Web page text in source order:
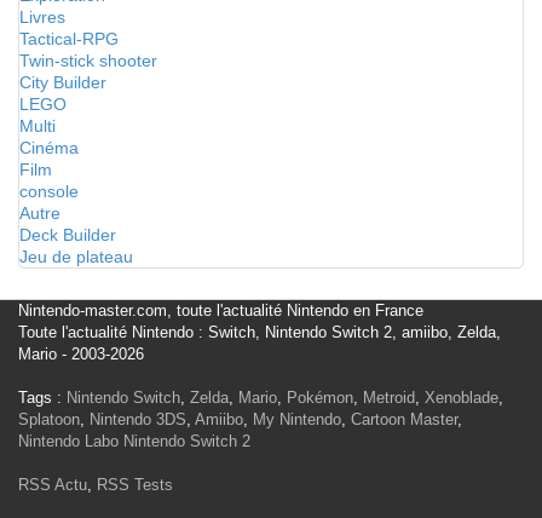
Livres
Tactical-RPG
Twin-stick shooter
City Builder
LEGO
Multi
Cinéma
Film
console
Autre
Deck Builder
Jeu de plateau
Nintendo-master.com, toute l'actualité Nintendo en France
Toute l'actualité Nintendo : Switch, Nintendo Switch 2, amiibo, Zelda,
Mario - 2003-2026
Tags : Nintendo Switch, Zelda, Mario, Pokémon, Metroid, Xenoblade,
Splatoon, Nintendo 3DS, Amiibo, My Nintendo, Cartoon Master,
Nintendo Labo Nintendo Switch 2
RSS Actu, RSS Tests